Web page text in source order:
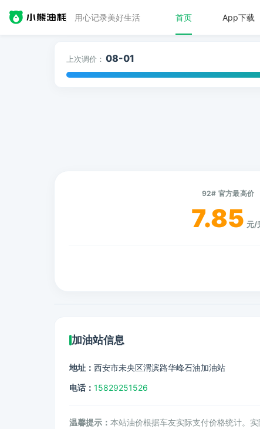
用心记录美好生活 首页 App下载
上次调价： 08-01
92# 官方最高价
7.85 元/
加油站信息
地址： 西安市未央区渭滨路华峰石油加油站
电话： 15829251526
温馨提示： 本站油价根据车友实际支付价格统计。